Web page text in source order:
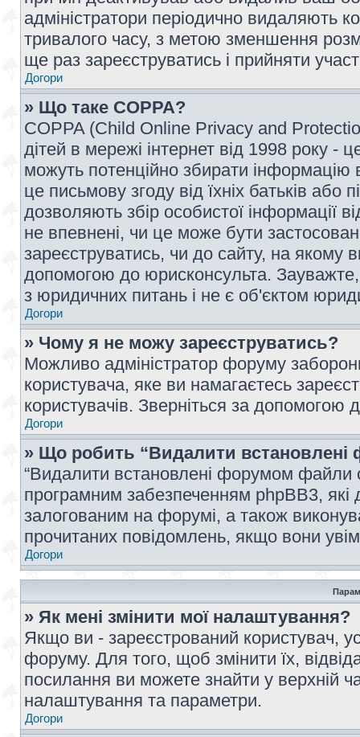
адміністратори періодично видаляють
тривалого часу, з метою зменшення
ще раз зареєструватись і прийняти
Догори
» Що таке COPPA?
COPPA (Child Online Privacy and
дітей в мережі інтернет від 1998 року -
можуть потенційно збирати інформацію
це письмову згоду від їхніх батьків або
дозволяють збір особистої інформації
не впевнені, чи це може бути
зареєструватись, чи до сайту, на якому
допомогою до юрисконсульта.
з юридичних питань і не є об'єктом
Догори
» Чому я не можу зареєструватись?
Можливо адміністратор форуму
користувача, яке ви намагаєтесь
користувачів. Зверніться за допомогою
Догори
» Що робить “Видалити
“Видалити встановлені форумом файли
програмним забезпеченням phpBB3,
залогованим на форумі, а також
прочитаних повідомлень, якщо вони
Догори
» Як мені змінити мої налаштування?
Якщо ви - зареєстрований користувач,
форуму. Для того, щоб змінити їх,
посилання ви можете знайти у верхній
налаштування та параметри.
Догори